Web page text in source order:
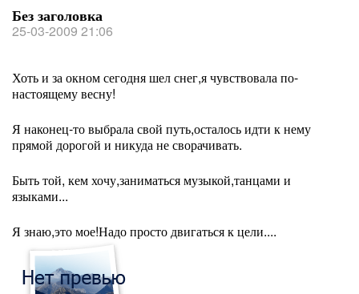
Без заголовка
25-03-2009 21:06
Хоть и за окном сегодня шел снег,я чувствовала по-
настоящему весну!
Я наконец-то выбрала свой путь,осталось идти к нему
прямой дорогой и никуда не сворачивать.
Быть той, кем хочу,заниматься музыкой,танцами и
языками...
Я знаю,это мое!Надо просто двигаться к цели....